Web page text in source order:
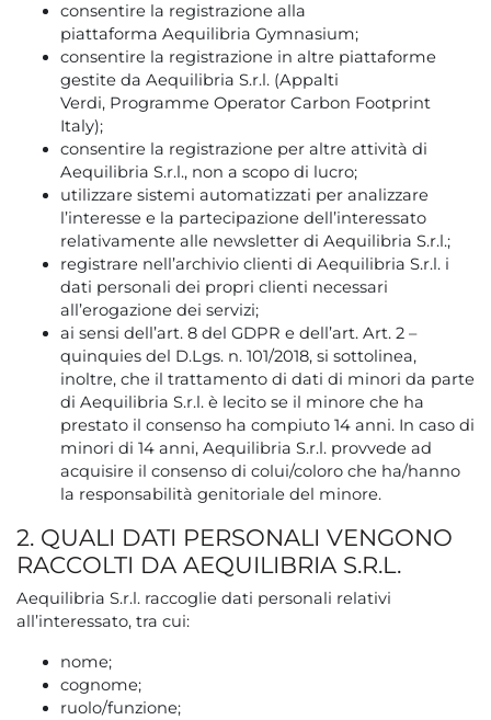
consentire la registrazione alla
piattaforma Aequilibria Gymnasium;
consentire la registrazione in altre piattaforme
gestite da Aequilibria S.r.l. (Appalti
Verdi, Programme Operator Carbon Footprint
Italy);
consentire la registrazione per altre attività di
Aequilibria S.r.l., non a scopo di lucro;
utilizzare sistemi automatizzati per analizzare
l’interesse e la partecipazione dell’interessato
relativamente alle newsletter di Aequilibria S.r.l.;
registrare nell’archivio clienti di Aequilibria S.r.l. i
dati personali dei propri clienti necessari
all’erogazione dei servizi;
ai sensi dell’art. 8 del GDPR e dell’art. Art. 2 –
quinquies del D.Lgs. n. 101/2018, si sottolinea,
inoltre, che il trattamento di dati di minori da parte
di Aequilibria S.r.l. è lecito se il minore che ha
prestato il consenso ha compiuto 14 anni. In caso di
minori di 14 anni, Aequilibria S.r.l. provvede ad
acquisire il consenso di colui/coloro che ha/hanno
la responsabilità genitoriale del minore.
2. QUALI DATI PERSONALI VENGONO
RACCOLTI DA AEQUILIBRIA S.R.L.
Aequilibria S.r.l. raccoglie dati personali relativi
all’interessato, tra cui:
nome;
cognome;
ruolo/funzione;